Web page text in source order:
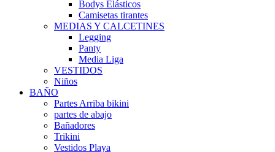
Bodys Elásticos
Camisetas tirantes
MEDIAS Y CALCETINES
Legging
Panty
Media Liga
VESTIDOS
Niños
BAÑO
Partes Arriba bikini
partes de abajo
Bañadores
Trikini
Vestidos Playa